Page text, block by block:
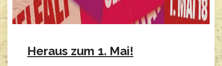
Heraus zum 1. Mai!